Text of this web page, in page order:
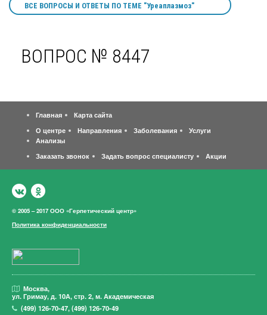
ВСЕ ВОПРОСЫ И ОТВЕТЫ ПО ТЕМЕ "Уреаплазмоз"
ВОПРОС № 8447
Главная
Карта сайта
О центре
Направления Заболевания
Услуги
Анализы
Заказать звонок
Задать вопрос специалисту Акции
© 2005 – 2017 ООО «Герпетический центр»
Политика конфиденциальности
Москва,
ул. Гримау,д. 10А, стр. 2, м. Академическая
(499)126-70-47,(499)126-70-49